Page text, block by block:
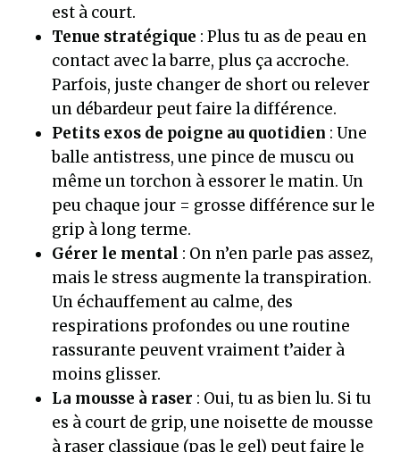
est à court.
Tenue stratégique : Plus tu as de peau en
contact avec la barre, plus ça accroche.
Parfois, juste changer de short ou relever
un débardeur peut faire la différence.
Petits exos de poigne au quotidien : Une
balle antistress, une pince de muscu ou
même un torchon à essorer le matin. Un
peu chaque jour = grosse différence sur le
grip à long terme.
Gérer le mental : On n’en parle pas assez,
mais le stress augmente la transpiration.
Un échauffement au calme, des
respirations profondes ou une routine
rassurante peuvent vraiment t’aider à
moins glisser.
La mousse à raser : Oui, tu as bien lu. Si tu
es à court de grip, une noisette de mousse
à raser classique (pas le gel) peut faire le